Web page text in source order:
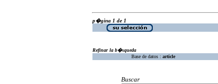
p�gina 1 de 1
Refinar la b�squeda
Base de datos : article
Buscar